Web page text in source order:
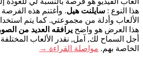
هذا النوع : سايلنت هيل. وأغتنم هذه
الألعاب وأدلة من مجموعتي. كما يتم
هذا العرض هو واضح يرافقه العديد من
أجل السماح لك, آمل, نقدر الألعاب
الخاصة بهم. مواصلة القراءة →